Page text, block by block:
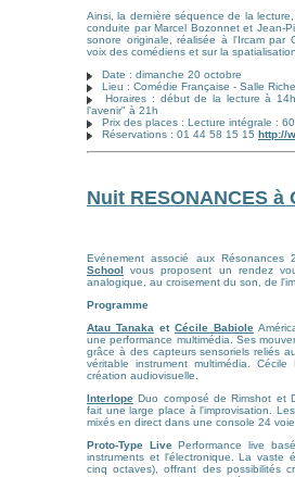
Ainsi, la dernière séquence de la
conduite par Marcel Bozonnet et Jean-
sonore originale, réalisée à l'Ircam par
voix des comédiens et sur la
Date : dimanche 20 octobre
Lieu : Comédie Française - Salle
Horaires : début de la lecture à
l'avenir" à 21h
Prix des places : Lecture intégrale :
Réservations : 01 44 58 15 15 http://
Nuit RESONANCES à
Evénement associé aux Résonances
School vous proposent un rendez
analogique, au croisement du son, de
Programme
Atau Tanaka et Cécile Babiole
une performance multimédia. Ses
grâce à des capteurs sensoriels reliés
véritable instrument multimédia.
création audiovisuelle.
Interlope Duo composé de Rimshot et
fait une large place à l'improvisation.
mixés en direct dans une console 24
Proto-Type LivePerformance live
instruments et l'électronique. La vaste
cinq octaves), offrant des possibilités